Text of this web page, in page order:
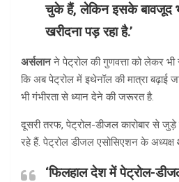
चुके हैं, लेकिन इसके बावजूद
खरीदना पड़ रहा है.’
अर्सलानने पेट्रोल की गुणवत्ता को लेकर
कि अब पेट्रोल में इथेनॉल की मात्रा बढ़ाई
भी गंभीरता से ध्यान देने की जरूरत है.
दूसरी तरफ, पेट्रोल-डीजल कारोबार से जुड़े
रहे हैं. पेट्रोल डीजल एसोसिएशन के अध्यक्ष
‘फिलहाल देश में पेट्रोल-